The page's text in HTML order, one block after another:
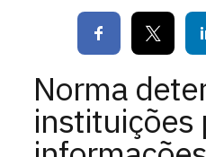
Norma
instituições